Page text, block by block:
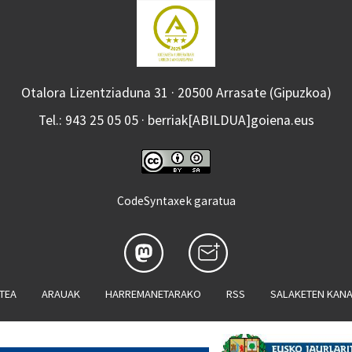
Otalora Lizentziaduna 31 · 20500 Arrasate (Gipuzkoa)
Tel.: 943 25 05 05 · berriak[ABILDUA]goiena.eus
CodeSyntaxek garatua
ARAUAK HARREMANETARAKO RSS SALAKETEN